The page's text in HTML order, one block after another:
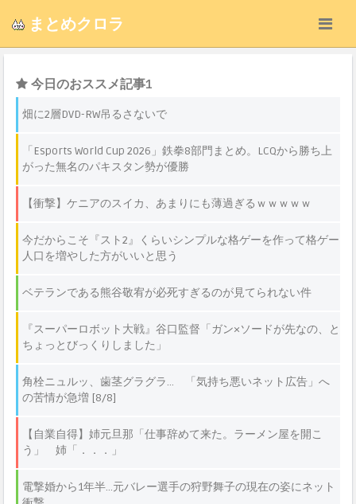
まとめクロラ